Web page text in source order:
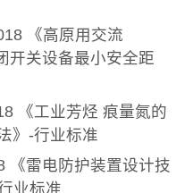
《高原用交流
开关设备最小安全距
《工业芳烃 痕量氮的
》-行业标准
《雷电防护装置设计技
业标准